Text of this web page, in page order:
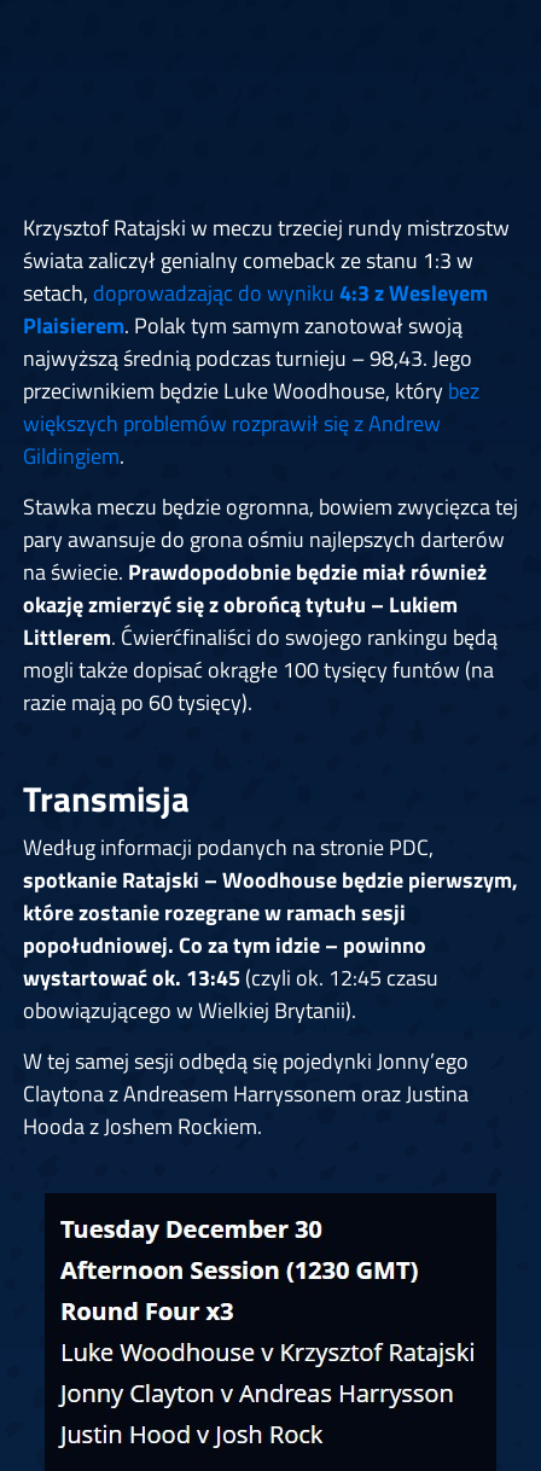
Krzysztof Ratajski w meczu trzeciej rundy mistrzostw
świata zaliczył genialny comeback ze stanu 1:3 w
setach, doprowadzając do wyniku4:3 z Wesleyem
Plaisierem. Polak tym samym zanotował swoją
najwyższą średnią podczas turnieju – 98,43. Jego
przeciwnikiem będzie Luke Woodhouse, którybez
większych problemów rozprawił się z Andrew
Gildingiem.
Stawka meczu będzie ogromna, bowiem zwycięzca tej
pary awansuje do grona ośmiu najlepszych darterów
na świecie. Prawdopodobnie będzie miał również
okazję zmierzyć się z obrońcą tytułu – Lukiem
Littlerem. Ćwierćfinaliści do swojego rankingu będą
mogli także dopisać okrągłe 100 tysięcy funtów (na
razie mają po 60 tysięcy).
Transmisja
Według informacji podanych na stronie PDC,
spotkanie Ratajski – Woodhouse będzie pierwszym,
które zostanie rozegrane w ramach sesji
popołudniowej. Co za tym idzie – powinno
wystartować ok. 13:45(czyli ok. 12:45 czasu
obowiązującego w Wielkiej Brytanii).
W tej samej sesji odbędą się pojedynki Jonny’ego
Claytona z Andreasem Harryssonem oraz Justina
Hooda z Joshem Rockiem.